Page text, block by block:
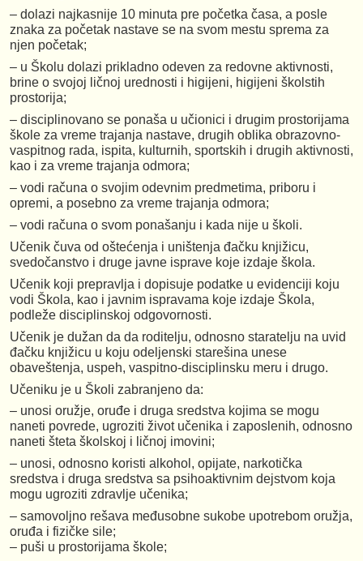
– dolazi najkasnije 10 minuta pre početka časa, a posle
znaka za početak nastave se na svom mestu sprema za
njen početak;
– u Školu dolazi prikladno odeven za redovne aktivnosti,
brine o svojoj ličnoj urednosti i higijeni, higijeni školstih
prostorija;
– disciplinovano se ponaša u učionici i drugim prostorijama
škole za vreme trajanja nastave, drugih oblika obrazovno-
vaspitnog rada, ispita, kulturnih, sportskih i drugih aktivnosti,
kao i za vreme trajanja odmora;
– vodi računa o svojim odevnim predmetima, priboru i
opremi, a posebno za vreme trajanja odmora;
– vodi računa o svom ponašanju i kada nije u školi.
Učenik čuva od oštećenja i uništenja đačku knjižicu,
svedočanstvo i druge javne isprave koje izdaje škola.
Učenik koji prepravlja i dopisuje podatke u evidenciji koju
vodi Škola, kao i javnim ispravama koje izdaje Škola,
podleže disciplinskoj odgovornosti.
Učenik je dužan da da roditelju, odnosno staratelju na uvid
đačku knjižicu u koju odeljenski starešina unese
obaveštenja, uspeh, vaspitno-disciplinsku meru i drugo.
Učeniku je u Školi zabranjeno da:
– unosi oružje, oruđe i druga sredstva kojima se mogu
naneti povrede, ugroziti život učenika i zaposlenih, odnosno
naneti šteta školskoj i ličnoj imovini;
– unosi, odnosno koristi alkohol, opijate, narkotička
sredstva i druga sredstva sa psihoaktivnim dejstvom koja
mogu ugroziti zdravlje učenika;
– samovoljno rešava međusobne sukobe upotrebom oružja,
oruđa i fizičke sile;
– puši u prostorijama škole;